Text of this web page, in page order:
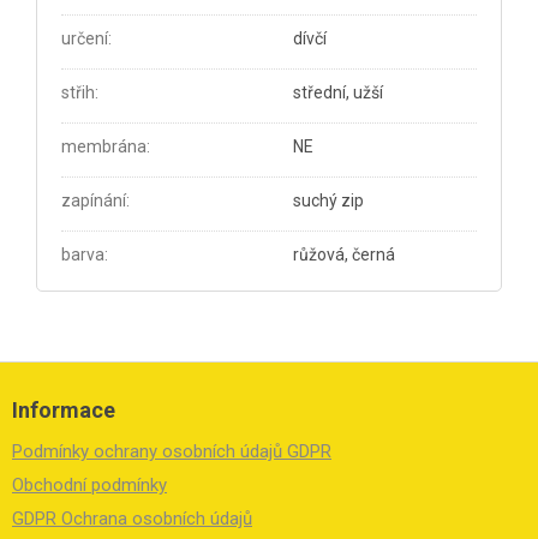
určení: dívčí
střih: střední, užší
membrána: NE
zapínání: suchý zip
barva: růžová, černá
Z
Informace
Podmínky ochrany osobních údajů GDPR
Obchodní podmínky
GDPR Ochrana osobních údajů